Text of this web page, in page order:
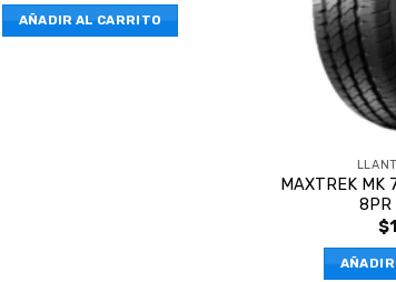
AÑADIR AL CARRITO
MAXTREK MK
8PR
$